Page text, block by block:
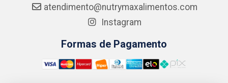
atendimento@nutrymaxalimentos.com
Instagram
Formas de Pagamento